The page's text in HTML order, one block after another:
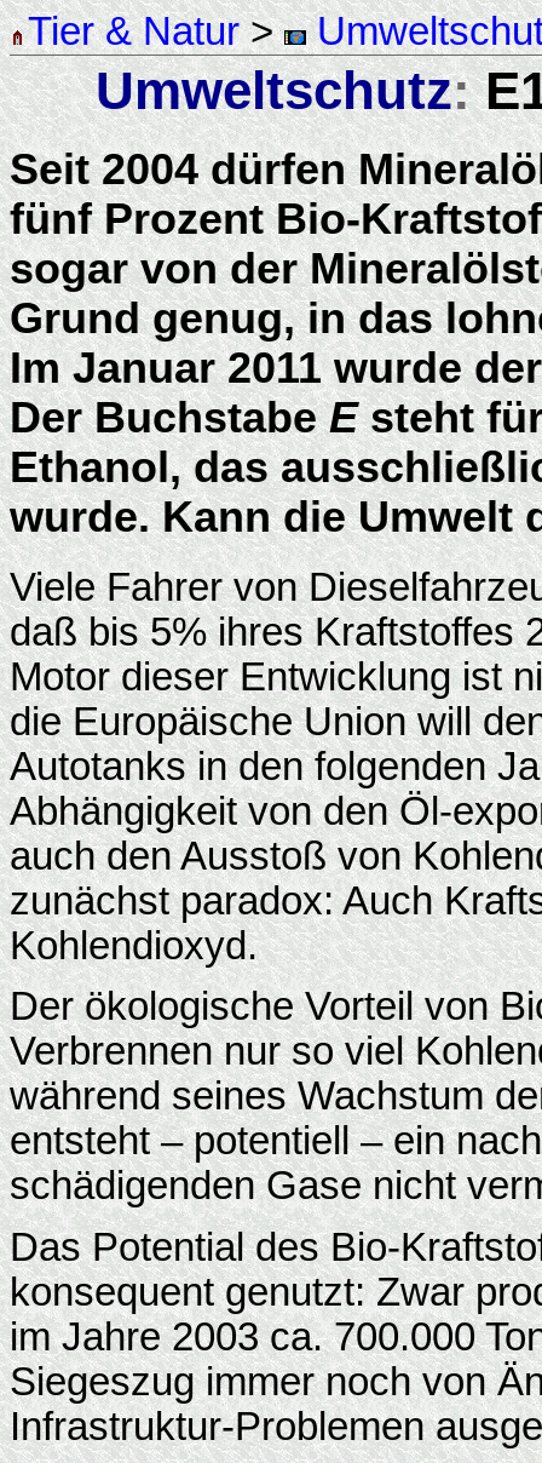
Tier & Natur>
Umweltschutz:
Seit 2004 dürfen
fünf Prozent Bio-
sogar von der
Grund genug, in das
Im Januar 2011 wurde
Der BuchstabeEsteht
Ethanol, das
wurde. Kann die Umwelt
Viele Fahrer von
daß bis 5% ihres Kraftstoffes
Motor dieser Entwicklung ist
die Europäische Union will
Autotanks in den folgenden
Abhängigkeit von den Öl-
auch den Ausstoß von
zunächst paradox: Auch
Kohlendioxyd.
Der ökologische Vorteil von
Verbrennen nur so viel
während seines Wachstum
entsteht – potentiell – ein
schädigenden Gase nicht
Das Potential des Bio-
konsequent genutzt: Zwar
im Jahre 2003 ca. 700.000
Siegeszug immer noch von
Infrastruktur-Problemen